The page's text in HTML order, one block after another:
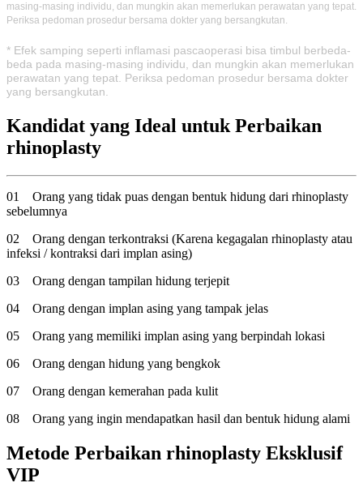
masing-masing individu, dan mungkin akan memerlukan perawatan yang tepat.
Periksa pedoman prosedur bersama dokter yang bersangkutan.
* Efek samping seperti inflamasi pascaoperasi bisa timbul berbeda-
beda pada masing-masing individu, dan mungkin akan memerlukan
perawatan yang tepat. Periksa pedoman prosedur bersama dokter
yang bersangkutan.
Kandidat yang Ideal untuk Perbaikan
rhinoplasty
01
Orang yang tidak puas dengan bentuk hidung dari rhinoplasty
sebelumnya
02 Orang dengan terkontraksi (Karena kegagalan rhinoplasty atau
infeksi / kontraksi dari implan asing)
03 Orang dengan tampilan hidung terjepit
04 Orang dengan implan asing yang tampak jelas
05 Orang yang memiliki implan asing yang berpindah lokasi
06 Orang dengan hidung yang bengkok
07 Orang dengan kemerahan pada kulit
08 Orang yang ingin mendapatkan hasil dan bentuk hidung alami
Metode Perbaikan rhinoplasty Eksklusif
VIP